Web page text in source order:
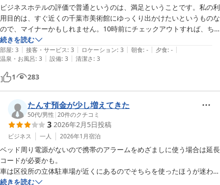
ビジネスホテルの評価で普通というのは、満足ということです。私の利
用目的は、すぐ近くの千葉市美術館にゆっくり出かけたいというものな
ので、マイナーかもしれません。10時前にチェックアウトすれば、ち
ょうど10時の開館時間に間に合うので、ゆったりできます。また、近
くに千葉劇場というマイナーな映画がかかる映画館があるので、そこに
行くのも一興です。千葉市美術館には何十回と来ていますが、近くのホ
テルを見つけたので、今回初めて泊まって見ました。
続きを読む
部屋: 3 | 接客・サービス: 3 | ロケーション: 3 | 朝食: - | 夕食: - |
温泉・お風呂: 3 | 設備: 3 | 清潔さ: 3
1 283
たんす預金が少し増えてきた
50代/男性 |20件のクチコミ
3 2026年2月5日投稿
ビジネス 一人 2026年1月宿泊
ベッド周り電源がないので携帯のアラームをめざましに使う場合は延長
コードが必要かも。
車は区役所の立体駐車場が近くにあるのでそちらを使ったほうが迷わな
いはず。
続きを読む